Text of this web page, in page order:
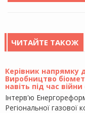
ЧИТАЙТЕ ТАКОЖ
Керівник напрямку
Виробництво
навіть під час
Інтерв'ю
Регіональної газової